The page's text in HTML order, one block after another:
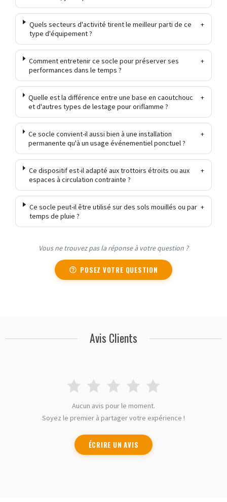
Quels secteurs d'activité tirent le meilleur parti de ce
type d'équipement ?
+
Comment entretenir ce socle pour préserver ses
performances dans le temps ?
+
Quelle est la différence entre une base en caoutchouc
et d'autres types de lestage pour oriflamme ?
+
Ce socle convient-il aussi bien à une installation
permanente qu'à un usage événementiel ponctuel ?
+
Ce dispositif est-il adapté aux trottoirs étroits ou aux
espaces à circulation contrainte ?
+
Ce socle peut-il être utilisé sur des sols mouillés ou par
temps de pluie ?
+
Vous ne trouvez pas la réponse à votre question ?
POSEZ VOTRE QUESTION
Avis Clients
Aucun avis pour le moment.
Soyez le premier à partager votre expérience !
ÉCRIRE UN AVIS